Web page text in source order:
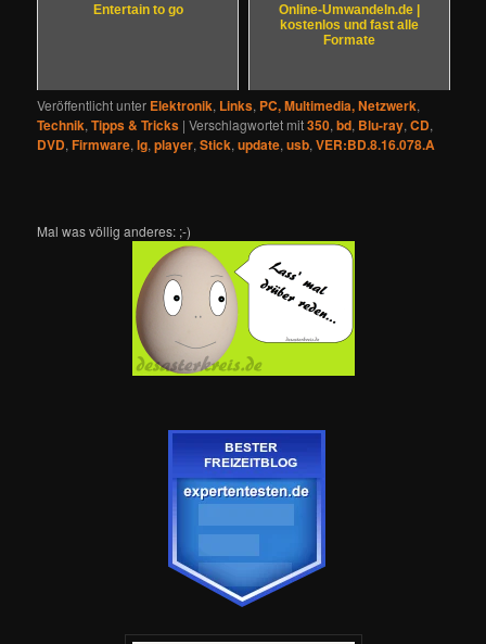
Entertain to go
Online-Umwandeln.de |
kostenlos und fast alle
Formate
Veröffentlicht unter Elektronik, Links, PC, Multimedia, Netzwerk,
Technik,Tipps & Tricks |Verschlagwortet mit350,bd, Blu-ray,CD,
DVD,Firmware,lg,player,Stick,update,usb,VER:BD.8.16.078.A
Mal was völlig anderes: ;-)